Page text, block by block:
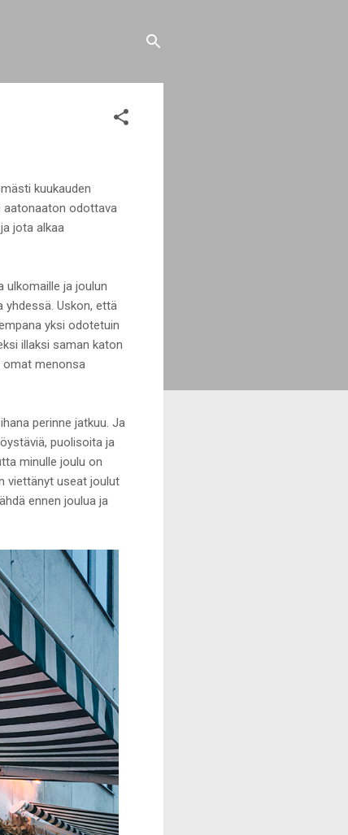
kuukauden
aatonaaton odottava
jota alkaa
ulkomaille ja joulun
Uskon, että
yksi odotetuin
illaksi saman katon
omat menonsa
perinne jatkuu. Ja
puolisoita ja
minulle joulu on
viettänyt useat joulut
ennen joulua ja